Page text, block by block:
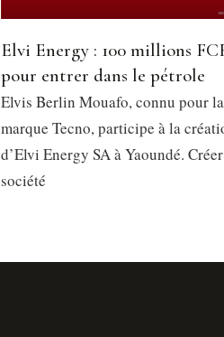
Elvi Energy : 100 millions
pour entrer dans le pétrole
Elvis Berlin Mouafo, connu pour la
marque Tecno, participe à la
d’Elvi Energy SA à Yaoundé.
société